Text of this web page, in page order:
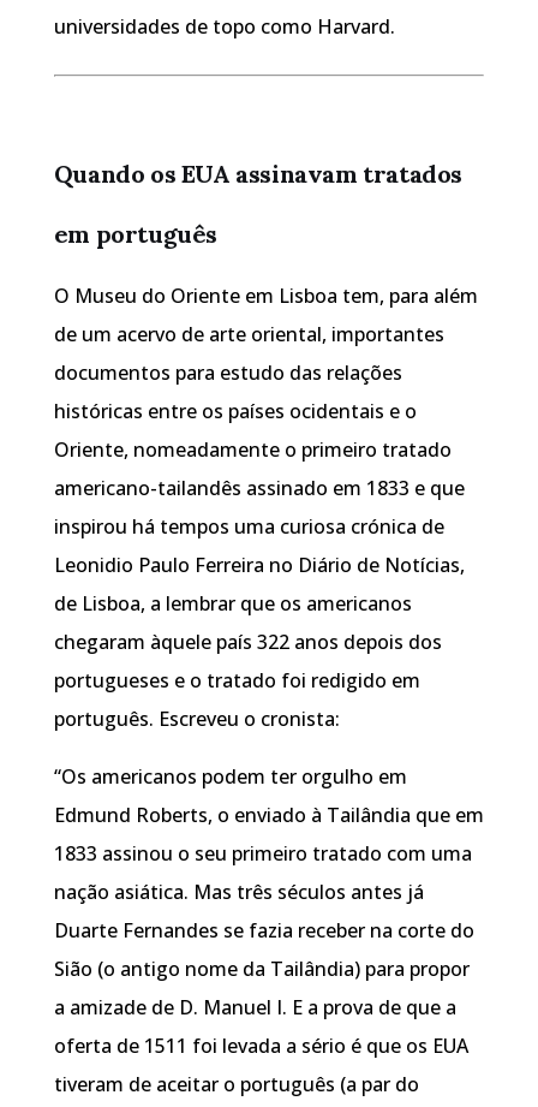
universidades de topo como Harvard.
Quando os EUA assinavam tratados
em português
O Museu do Oriente em Lisboa tem, para além
de um acervo de arte oriental, importantes
documentos para estudo das relações
históricas entre os países ocidentais e o
Oriente, nomeadamente o primeiro tratado
americano-tailandês assinado em 1833 e que
inspirou há tempos uma curiosa crónica de
Leonidio Paulo Ferreira no Diário de Notícias,
de Lisboa, a lembrar que os americanos
chegaram àquele país 322 anos depois dos
portugueses e o tratado foi redigido em
português. Escreveu o cronista:
“Os americanos podem ter orgulho em
Edmund Roberts, o enviado à Tailândia que em
1833 assinou o seu primeiro tratado com uma
nação asiática. Mas três séculos antes já
Duarte Fernandes se fazia receber na corte do
Sião (o antigo nome da Tailândia) para propor
a amizade de D. Manuel I. E a prova de que a
oferta de 1511 foi levada a sério é que os EUA
tiveram de aceitar o português (a par do